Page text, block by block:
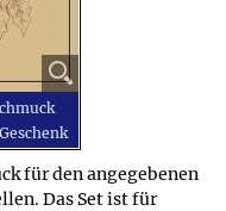
für den angegebenen
Das Set ist für